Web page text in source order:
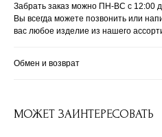
Забрать заказ можно ПН-ВС с 12:00
Вы всегда можете позвонить или
вас любое изделие из нашего
Обмен и возврат
МОЖЕТ ЗАИНТЕРЕСОВАТЬ